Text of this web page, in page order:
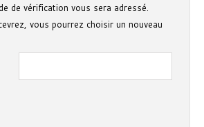
de vérification vous sera adressé.
vous pourrez choisir un nouveau